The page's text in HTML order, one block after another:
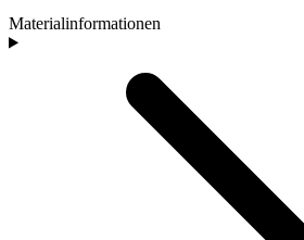
Materialinformationen